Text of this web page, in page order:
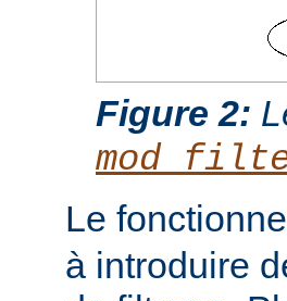
Figure 2:
Le
à introduire